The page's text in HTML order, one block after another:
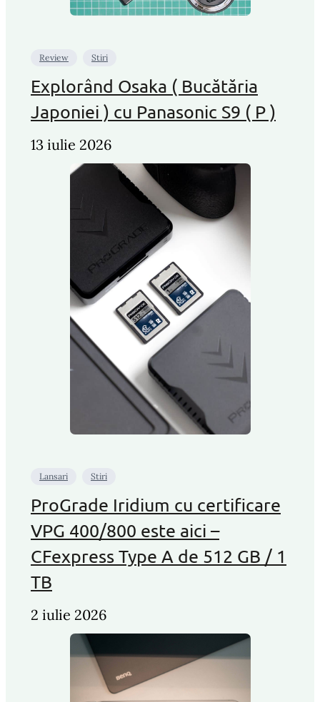
Review Stiri
Explorând Osaka ( Bucătăria
Japoniei ) cu Panasonic S9 ( P )
13 iulie 2026
Lansari Stiri
ProGrade Iridium cu certificare
VPG 400/800 este aici –
CFexpress Type A de 512 GB / 1
TB
2 iulie 2026